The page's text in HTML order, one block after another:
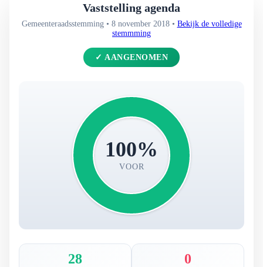
Vaststelling agenda
Gemeenteraadsstemming • 8 november 2018 • Bekijk de volledige
stemmming
✓ AANGENOMEN
100%
VOOR
28 0